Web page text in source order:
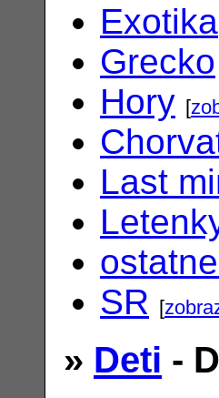
Exotika
Grecko
Hory [
Last
SR [
» Deti -